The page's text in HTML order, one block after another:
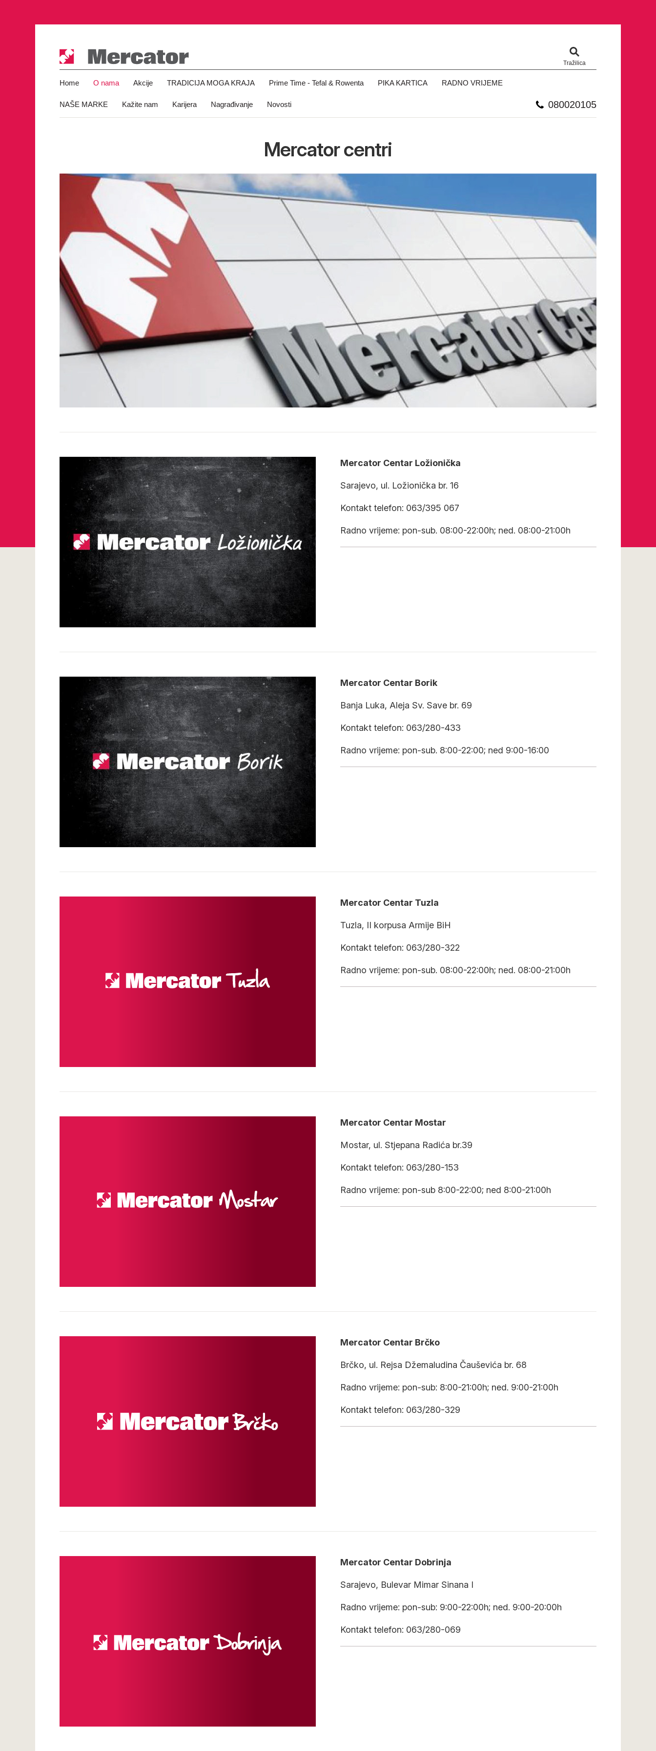
Tražilica
Home O nama Akcije TRADICIJA MOGA KRAJA Prime Time - Tefal & Rowenta PIKA KARTICA RADNO VRIJEME
NAŠE MARKE Kažite nam Karijera Nagrađivanje Novosti 080020105
Mercator centri
Mercator Centar Ložionička
Sarajevo, ul. Ložionička br. 16
Kontakt telefon: 063/395 067
Radno vrijeme: pon-sub. 08:00-22:00h; ned. 08:00-21:00h
Mercator Centar Borik
Banja Luka, Aleja Sv. Save br. 69
Kontakt telefon: 063/280-433
Radno vrijeme: pon-sub. 8:00-22:00; ned 9:00-16:00
Mercator Centar Tuzla
Tuzla, II korpusa Armije BiH
Kontakt telefon: 063/280-322
Radno vrijeme: pon-sub. 08:00-22:00h; ned. 08:00-21:00h
Mercator Centar Mostar
Mostar, ul. Stjepana Radića br.39
Kontakt telefon: 063/280-153
Radno vrijeme: pon-sub 8:00-22:00; ned 8:00-21:00h
Mercator Centar Brčko
Brčko, ul. Rejsa Džemaludina Čauševića br. 68
Radno vrijeme: pon-sub: 8:00-21:00h; ned. 9:00-21:00h
Kontakt telefon: 063/280-329
Mercator Centar Dobrinja
Sarajevo, Bulevar Mimar Sinana I
Radno vrijeme: pon-sub: 9:00-22:00h; ned. 9:00-20:00h
Kontakt telefon: 063/280-069